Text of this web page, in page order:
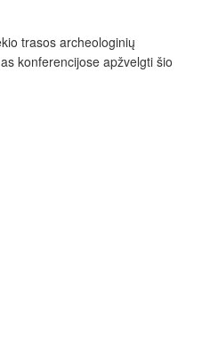
trasos archeologinių
konferencijose apžvelgti šio